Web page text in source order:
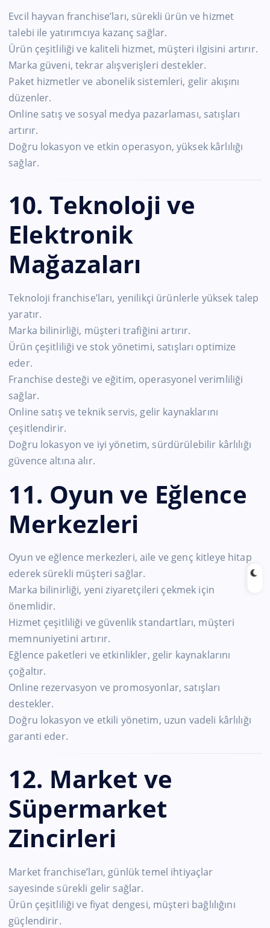
Evcil hayvan franchise’ları, sürekli ürün ve hizmet
talebi ile yatırımcıya kazanç sağlar.
Ürün çeşitliliği ve kaliteli hizmet, müşteri ilgisini artırır.
Marka güveni, tekrar alışverişleri destekler.
Paket hizmetler ve abonelik sistemleri, gelir akışını
düzenler.
Online satış ve sosyal medya pazarlaması, satışları
artırır.
Doğru lokasyon ve etkin operasyon, yüksek kârlılığı
sağlar.
10. Teknoloji ve
Elektronik
Mağazaları
Teknoloji franchise’ları, yenilikçi ürünlerle yüksek talep
yaratır.
Marka bilinirliği, müşteri trafiğini artırır.
Ürün çeşitliliği ve stok yönetimi, satışları optimize
eder.
Franchise desteği ve eğitim, operasyonel verimliliği
sağlar.
Online satış ve teknik servis, gelir kaynaklarını
çeşitlendirir.
Doğru lokasyon ve iyi yönetim, sürdürülebilir kârlılığı
güvence altına alır.
11. Oyun ve Eğlence
Merkezleri
Oyun ve eğlence merkezleri, aile ve genç kitleye hitap
ederek sürekli müşteri sağlar.
Marka bilinirliği, yeni ziyaretçileri çekmek için
önemlidir.
Hizmet çeşitliliği ve güvenlik standartları, müşteri
memnuniyetini artırır.
Eğlence paketleri ve etkinlikler, gelir kaynaklarını
çoğaltır.
Online rezervasyon ve promosyonlar, satışları
destekler.
Doğru lokasyon ve etkili yönetim, uzun vadeli kârlılığı
garanti eder.
12. Market ve
Süpermarket
Zincirleri
Market franchise’ları, günlük temel ihtiyaçlar
sayesinde sürekli gelir sağlar.
Ürün çeşitliliği ve fiyat dengesi, müşteri bağlılığını
güçlendirir.